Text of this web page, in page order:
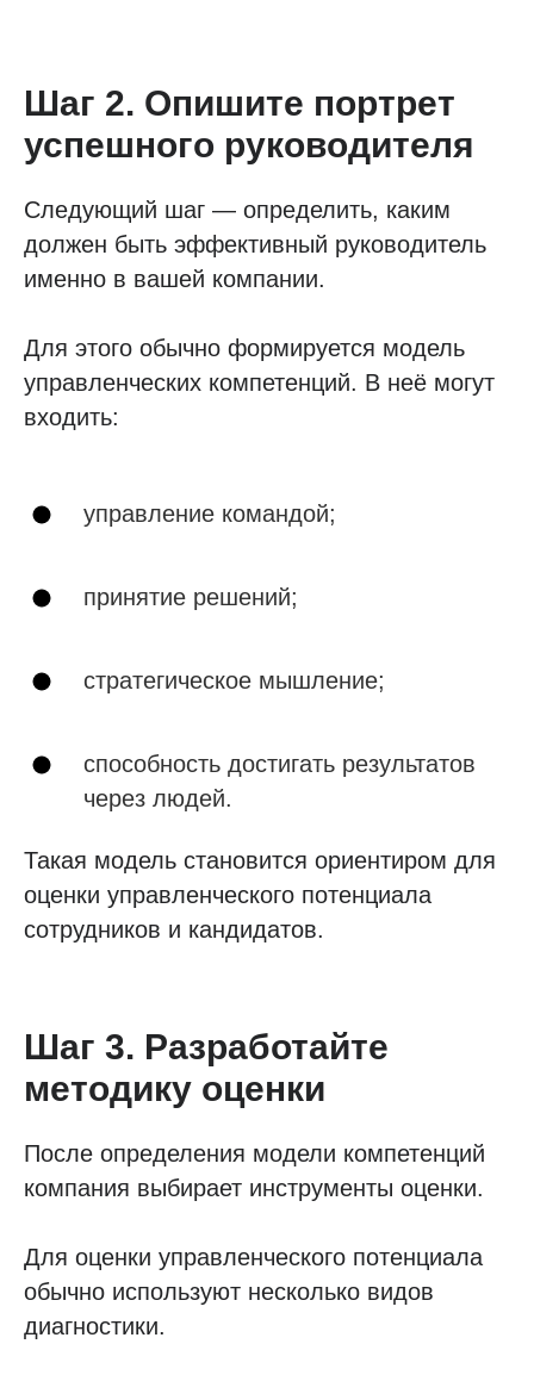
Шаг 2. Опишите портрет
успешного руководителя
Следующий шаг — определить, каким
должен быть эффективный руководитель
именно в вашей компании.
Для этого обычно формируется модель
управленческих компетенций. В неё могут
входить:
управление командой;
принятие решений;
стратегическое мышление;
способность достигать результатов
через людей.
Такая модель становится ориентиром для
оценки управленческого потенциала
сотрудников и кандидатов.
Шаг 3. Разработайте
методику оценки
После определения модели компетенций
компания выбирает инструменты оценки.
Для оценки управленческого потенциала
обычно используют несколько видов
диагностики.